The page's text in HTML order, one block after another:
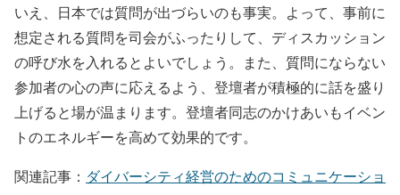
いえ、日本では質問が出づらいのも事実。よって、事前に
想定される質問を司会がふったりして、ディスカッション
の呼び水を入れるとよいでしょう。また、質問にならない
参加者の心の声に応えるよう、登壇者が積極的に話を盛り
上げると場が温まります。登壇者同志のかけあいもイベン
トのエネルギーを高めて効果的です。
関連記事： ダイバーシティ経営のためのコミュニケーショ